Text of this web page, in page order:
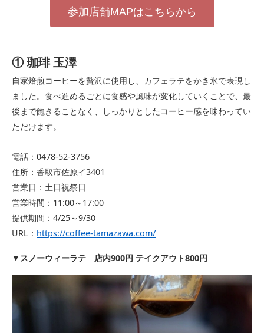
参加店舗MAPはこちらから
① 珈琲 玉澤
自家焙煎コーヒーを贅沢に使用し、カフェラテをかき氷で表現し
ました。食べ進めるごとに食感や風味が変化していくことで、最
後まで飽きることなく、しっかりとしたコーヒー感を味わってい
ただけます。
電話：0478-52-3756
住所：香取市佐原イ3401
営業日：土日祝祭日
営業時間：11:00～17:00
提供期間：4/25～9/30
URL： https://coffee-tamazawa.com/
▼ スノーウィーラテ 店内900円 テイクアウト800円